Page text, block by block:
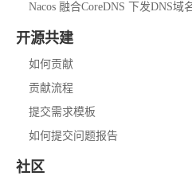
Nacos 融合CoreDNS 下发DNS域
开源共建
如何贡献
贡献流程
提交需求模板
如何提交问题报告
社区